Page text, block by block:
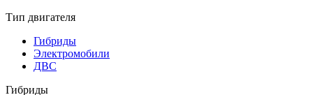
Тип двигателя
Гибриды
Электромобили
ДВС
Гибриды